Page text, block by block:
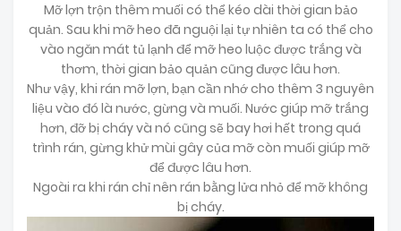
Mỡ lợn trộn thêm muối có thể kéo dài thời gian bảo
quản. Sau khi mỡ heo đã nguội lại tự nhiên ta có thể cho
vào ngăn mát tủ lạnh để mỡ heo luộc được trắng và
thơm, thời gian bảo quản cũng được lâu hơn.
Như vậy, khi rán mỡ lợn, bạn cần nhớ cho thêm 3 nguyên
liệu vào đó là nước, gừng và muối. Nước giúp mỡ trắng
hơn, đỡ bị cháy và nó cũng sẽ bay hơi hết trong quá
trình rán, gừng khử mùi gây của mỡ còn muối giúp mỡ
để được lâu hơn.
Ngoài ra khi rán chỉ nên rán bằng lửa nhỏ để mỡ không
bị cháy.